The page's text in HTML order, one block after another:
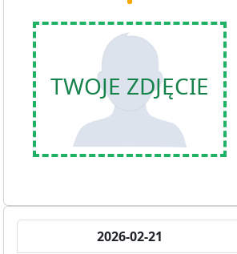
TWOJE ZDJĘCIE
2026-02-21